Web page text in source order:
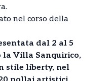
nel corso della
dal 2 al 5
la Villa Sanquirico,
stile liberty, nel